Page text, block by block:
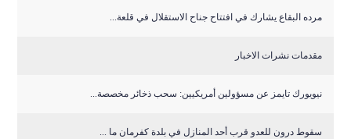
مرده البقاع يشارك في افتتاح جناح الاستقلال في قلعة...
مقدمات نشرات الاخبار
نيويورك تايمز عن مسؤولين أمريكيين: سحب ذخائر مخصصة...
سقوط درون للعدو قرب أحد المنازل في بلدة كفرمان ما ...